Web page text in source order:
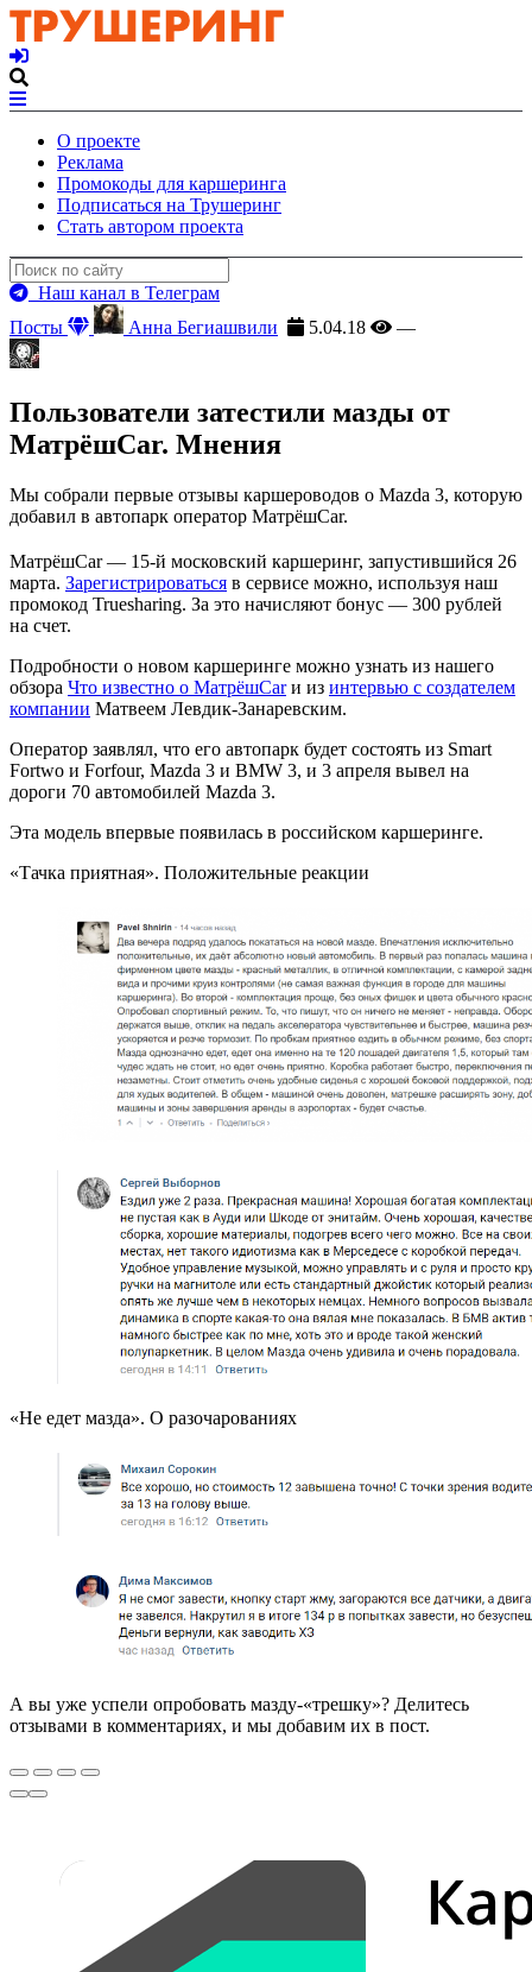
О проекте
Реклама
Промокоды для каршеринга
Подписаться на Трушеринг
Стать автором проекта
Наш канал в Телеграм
Посты
Анна Бегиашвили 5.04.18 —
Пользователи затестили мазды от
МатрёшCar. Мнения
Мы собрали первые отзывы каршероводов о Mazda 3, которую
добавил в автопарк оператор МатрёшCar.
МатрёшCar — 15-й московский каршеринг, запустившийся 26
марта. Зарегистрироваться в сервисе можно, используя наш
промокод Truesharing. За это начисляют бонус — 300 рублей
на счет.
Подробности о новом каршеринге можно узнать из нашего
обзора Что известно о МатрёшCarи из интервью с создателем
компании Матвеем Левдик-Занаревским.
Оператор заявлял, что его автопарк будет состоять из Smart
Fortwo и Forfour, Mazda 3 и BMW 3, и 3 апреля вывел на
дороги 70 автомобилей Mazda 3.
Эта модель впервые появилась в российском каршеринге.
«Тачка приятная». Положительные реакции
«Не едет мазда». О разочарованиях
А вы уже успели опробовать мазду-«трешку»? Делитесь
отзывами в комментариях, и мы добавим их в пост.